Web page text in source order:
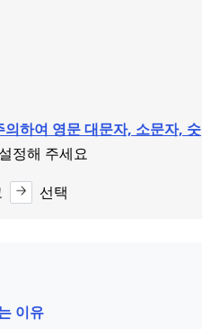
하여 영문 대문자, 소문자, 숫
정해 주세요
선택
이유